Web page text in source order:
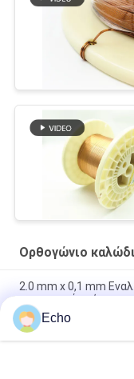
Ορθογώνιο
2.0 mm x 0,1 mm
ενεργειακά οχήματα
Υπερ 1,8 mmx0,2 mm
σύρμα για κινητήρα
Echo